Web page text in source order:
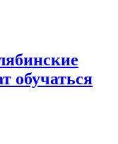
обучаться